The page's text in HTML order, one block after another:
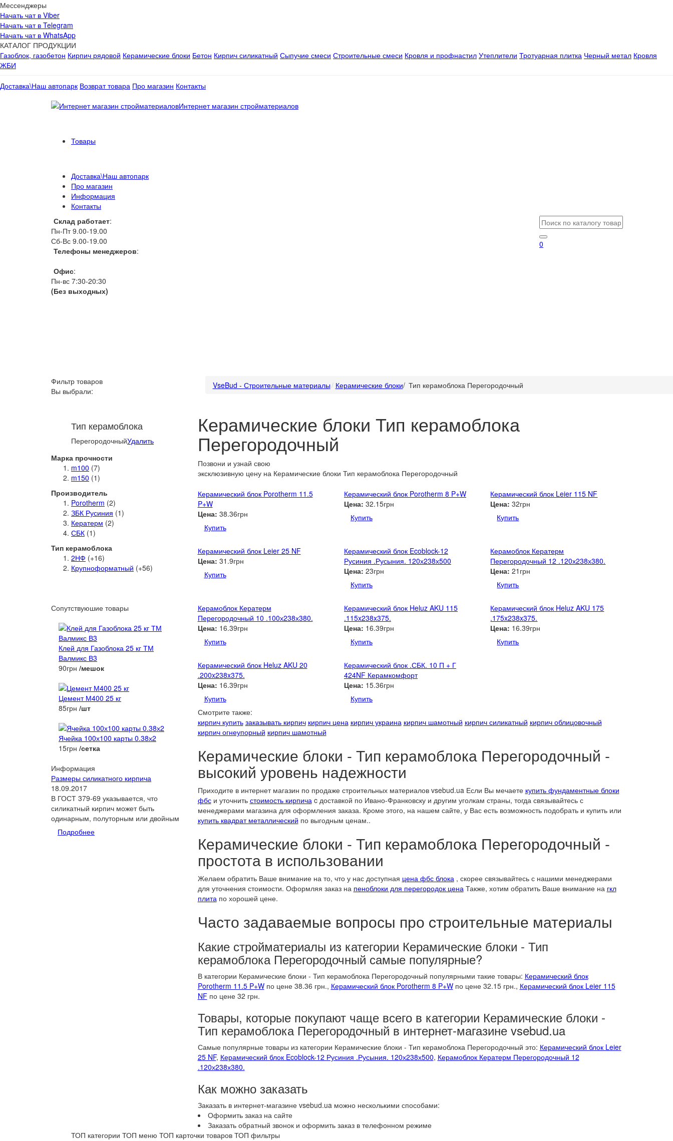
Мессенджеры
Начать чат в Viber
Начать чат в Telegram
Начать чат в WhatsApp
КАТАЛОГ ПРОДУКЦИИ
Газоблок, газобетон Кирпич рядовой Керамические блоки Бетон Кирпич силикатный Сыпучие смеси Строительные смеси Кровля и профнастил Утеплители Тротуарная плитка Черный метал Кровля
ЖБИ
Доставка\Наш автопарк Возврат товара Про магазин Контакты
Интернет магазин стройматериалов
Товары
Доставка\Наш автопарк
Про магазин
Информация
Контакты
Склад работает:
Пн-Пт 9.00-19.00
Сб-Вс 9.00-19.00
Телефоны менеджеров:
Офис:
Пн-вс 7:30-20:30
(Без выходных)
0
Фильтр товаров
Вы выбрали:
Тип керамоблока
ПерегородочныйУдалить
Марка прочности
m100 (7)
m150 (1)
Производитель
Porotherm (2)
ЗБК Русиния (1)
Кератерм (2)
СБК (1)
Тип керамоблока
2НФ (+16)
Крупноформатный (+56)
Сопутствуюшие товары
Клей для Газоблока 25 кг ТМ
Валмикс В3
90грн /мешок
Цемент М400 25 кг
85грн /шт
Ячейка 100х100 карты 0.38х2
15грн /сетка
Информация
Размеры силикатного кирпича
18.09.2017
В ГОСТ 379-69 указывается, что
силикатный кирпич может быть
одинарным, полуторным или двойным
Подробнее
VseBud - Строительные материалы Керамические блоки/ Тип керамоблока Перегородочный
Керамические блоки Тип керамоблока
Перегородочный
Позвони и узнай свою
эксклюзивную ценуна Керамические блоки Тип керамоблока Перегородочный
Керамический блок Porotherm 11.5
P+W
Цена: 38.36грн
Купить
Керамический блок Porotherm 8 P+W
Цена: 32.15грн
Купить
Керамический блок Leier 115 NF
Цена: 32грн
Купить
Керамический блок Leier 25 NF
Цена: 31.9грн
Купить
Керамический блок Ecoblock-12
Русиния .Русыния. 120х238х500
Цена: 23грн
Купить
Керамоблок Кератерм
Перегородочный 12 .120х238х380.
Цена: 21грн
Купить
Керамоблок Кератерм
Перегородочный 10 .100х238х380.
Цена: 16.39грн
Купить
Керамический блок Heluz AKU 115
.115x238x375.
Цена: 16.39грн
Купить
Керамический блок Heluz AKU 175
.175x238x375.
Цена: 16.39грн
Купить
Керамический блок Heluz AKU 20
.200x238x375.
Цена: 16.39грн
Купить
Керамический блок .СБК. 10 П + Г
424NF Керамкомфорт
Цена: 15.36грн
Купить
Смотрите также:
кирпич купить заказывать кирпич кирпич цена кирпич украина кирпич шамотный кирпич силикатный кирпич облицовочный
кирпич огнеупорный кирпич шамотный
Керамические блоки - Тип керамоблока Перегородочный -
высокий уровень надежности
Приходите в интернет магазин по продаже строительных материалов vsebud.ua Если Вы мечаете купить фундаментные блоки
фбси уточнить стоимость кирпичаc доставкой по Ивано-Франковску и другим уголкам страны, тогда связывайтесь с
менеджерами магазина для оформления заказа. Кроме этого, на нашем сайте, у Вас есть возможность подобрать и купить или
купить квадрат металлический по выгодным ценам..
Керамические блоки - Тип керамоблока Перегородочный -
простота в использовании
Желаем обратить Ваше внимание на то, что у нас доступная цена фбс блока, скорее связывайтесь с нашими менеджерами
для уточнения стоимости. Оформляя заказ на пеноблоки для перегородок ценаТакже, хотим обратить Ваше внимание на гкл
плитапо хорошей цене.
Часто задаваемые вопросы про cтроительные материалы
Какие стройматериалы из категории Керамические блоки - Тип
керамоблока Перегородочный самые популярные?
В категории Керамические блоки - Тип керамоблока Перегородочный популярными такие товары: Керамический блок
Porotherm 11.5 P+Wпо цене 38.36 грн., Керамический блок Porotherm 8 P+Wпо цене 32.15 грн., Керамический блок Leier 115
NFпо цене 32 грн.
Товары, которые покупают чаще всего в категории Керамические блоки -
Тип керамоблока Перегородочный в интернет-магазине vsebud.ua
Самые популярные товары из категории Керамические блоки - Тип керамоблока Перегородочный это: Керамический блок Leier
25 NF, Керамический блок Ecoblock-12 Русиния .Русыния. 120х238х500, Керамоблок Кератерм Перегородочный 12
.120х238х380.
Как можно заказать
Заказать в интернет-магазине vsebud.ua можно несколькими способами:
Оформить заказ на сайте
Заказать обратный звонок и оформить заказ в телефонном режиме
ТОП категории ТОП меню ТОП карточки товаров ТОП фильтры